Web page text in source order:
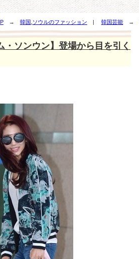
→ 韓国,ソウルのファッション | 韓国芸能 →
ソンウン】登場から目を引く